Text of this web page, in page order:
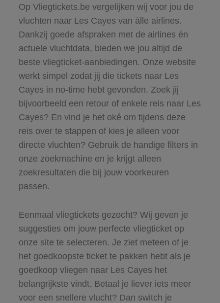
Op Vliegtickets.be vergelijken wij voor jou de
vluchten naar Les Cayes van álle airlines.
Dankzij goede afspraken met de airlines én
actuele vluchtdata, bieden we jou altijd de
beste vliegticket-aanbiedingen. Onze website
werkt simpel zodat jij die tickets naar Les
Cayes in no-time hebt gevonden. Zoek jij
bijvoorbeeld een retour of enkele reis naar Les
Cayes? En vind je het oké om tijdens deze
reis over te stappen of kies je alleen voor
directe vluchten? Gebruik de handige filters in
onze zoekmachine en je krijgt alleen
zoekresultaten die bij jouw voorkeuren
passen.
Eenmaal vliegtickets gezocht? Wij geven je
suggesties om jouw perfecte vliegticket op
onze site te selecteren. Je ziet meteen of je
het goedkoopste ticket te pakken hebt als je
goedkoop vliegen naar Les Cayes het
belangrijkste vindt. Betaal je liever iets meer
voor een snellere vlucht? Dan switch je